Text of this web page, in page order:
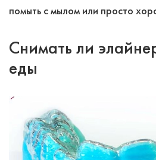
помыть с мылом или просто
Снимать ли
еды